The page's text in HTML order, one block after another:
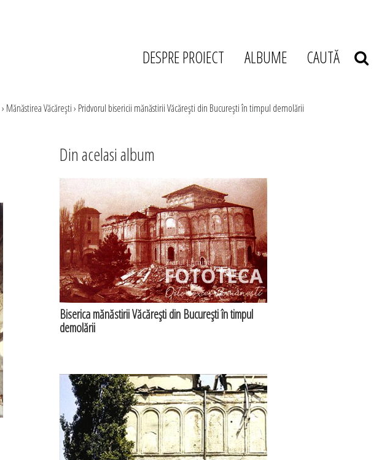
DESPRE PROIECT ALBUME CAUTĂ
› Mănăstirea Văcăreşti› Pridvorul bisericii mănăstirii Văcăreşti din Bucureşti în timpul demolării
Din acelasi album
Biserica mănăstirii Văcăreşti din Bucureşti în timpul
demolării